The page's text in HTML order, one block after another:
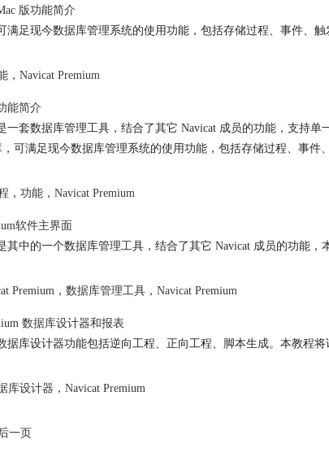
版功能简介
满足现今数据库管理系统的使用功能，包括存储过程、事件、
，Navicat Premium
能简介
一套数据库管理工具，结合了其它 Navicat 成员的功能，支持单
，可满足现今数据库管理系统的使用功能，包括存储过程、事件
，功能 ，Navicat Premium
软件主界面
其中的一个数据库管理工具，结合了其它 Navicat 成员的功能，
Premium ，数据库管理工具 ，Navicat Premium
数据库设计器和报表
据库设计器功能包括逆向工程、正向工程、脚本生成。本教程
库设计器 ，Navicat Premium
一页